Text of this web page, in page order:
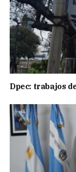
Dpec: trabajos